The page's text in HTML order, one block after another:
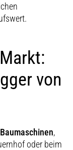
von
Baumaschinen,
oder beim